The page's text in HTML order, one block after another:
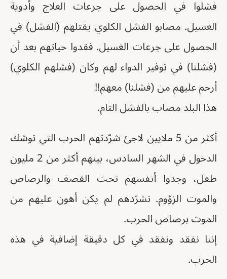
فشلوا في الحصول على جرعات العلاج وأدوية
الغسيل. مصابو الفشل الكلوي يقتلهم (الفشل) في
الحصول على جرعات الغسيل. فقدوا حياتهم بعد أن
(فشلنا) في توفير الدواء لهم وكان (فشلهم الكلوي)
أرحم عليهم من (فشلنا) معهم!!
هذا البلد مصاب بالفشل التام.
أكثر من 5 ملايين لاجئ شرّدتهم الحرب التي توشك
الدخول في الشهر السادس، بينهم أكثر من 2 مليون
طفل، وجدوا أنفسهم تحت القصف والرصاص
والموت الزؤوم. تشرّدهم لم يكن أهون عليهم من
الموت برصاص الحرب.
إننا نفقد ونفقد في كل دقيقة إضافية في هذه
الحرب.